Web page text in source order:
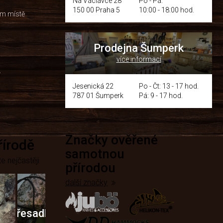
místě
150 00 Praha 5
10:00 - 18:00 hod.
Prodejna Šumperk
více informací
Jesenická 22
787 01 Šumperk
Po - Čt: 13 - 17 hod.
Pá: 9 - 17 hod.
nejčastěji
Křesadla
Značky ověřené
samotnou
přírodou
další značky